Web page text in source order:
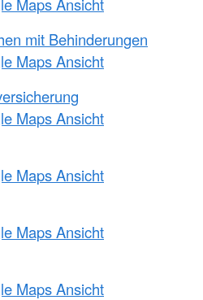
mit Behinderungen
Maps Ansicht
Maps Ansicht
Maps Ansicht
Maps Ansicht
Maps Ansicht